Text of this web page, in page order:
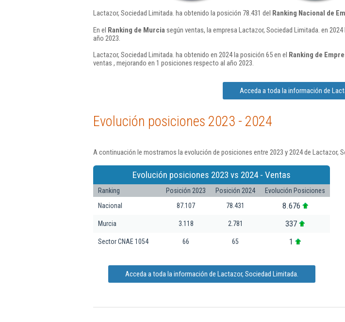
Lactazor, Sociedad Limitada. ha obtenido la posición 78.431 del Ranking Nacional de
En el Ranking de Murcia según ventas, la empresa Lactazor, Sociedad Limitada. en
año 2023.
Lactazor, Sociedad Limitada. ha obtenido en 2024 la posición 65 en el Ranking de
ventas , mejorando en 1 posiciones respecto al año 2023.
Acceda a toda la información de
Evolución posiciones 2023 - 2024
A continuación le mostramos la evolución de posiciones entre 2023 y 2024 de Lactazor,
Evolución posiciones 2023 vs 2024 - Ventas
Ranking Posición 2023 Posición 2024
Evolución Posiciones
Nacional
87.107 78.431 8.676
Murcia 3.118 2.781 337
Sector CNAE 1054 66 65 1
Acceda a toda la información de Lactazor, Sociedad Limitada.